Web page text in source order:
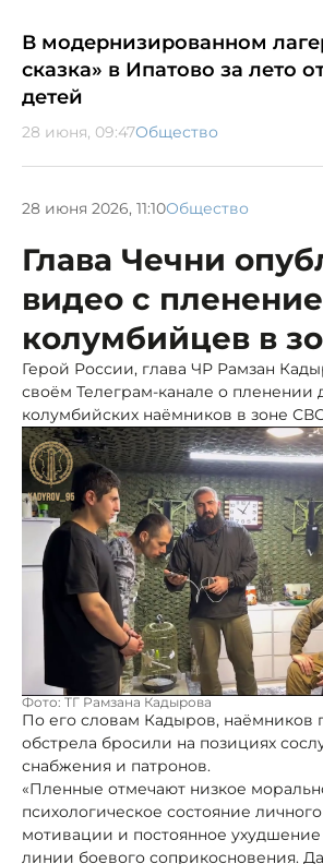
В модернизированном
сказка» в Ипатово за лето
детей
28 июня, 09:47Общество
28 июня 2026, 11:10Общество
Глава Чечни
видео с
колумбийцев в
Герой России, глава ЧР Рамзан
своём Телеграм-канале о пленении
колумбийских наёмников в зоне
Фото: ТГ Рамзана Кадырова
По его словам Кадыров, наёмников
обстрела бросили на позициях
снабжения и патронов.
«Пленные отмечают низкое
психологическое состояние личного
мотивации и постоянное
линии боевого соприкосновения.